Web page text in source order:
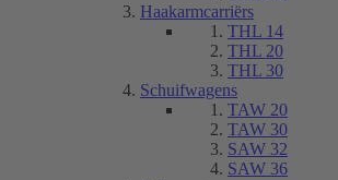
Haakarmcarriërs
THL 14
THL 20
THL 30
Schuifwagens
TAW 20
TAW 30
SAW 32
SAW 36